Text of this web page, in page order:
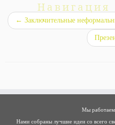
Навигация
← Заключительные
Мы работаем
Нами собраны лучшие идеи со всего